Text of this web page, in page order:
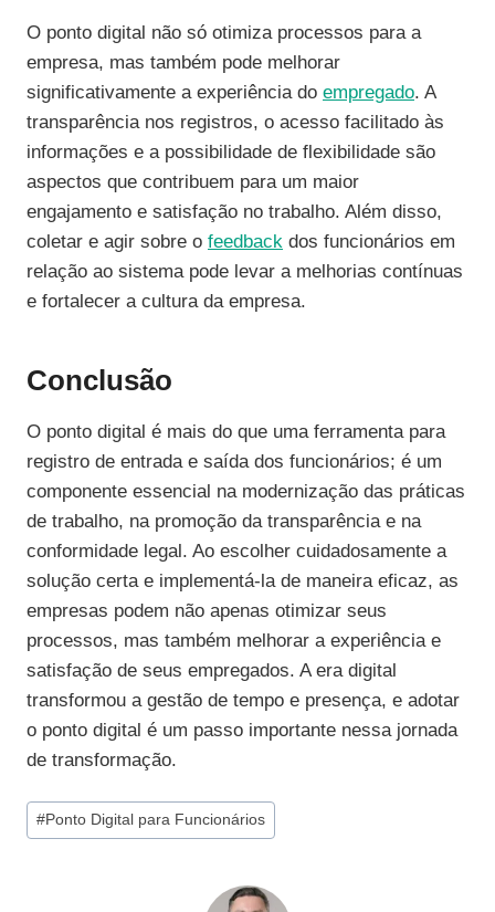
O ponto digital não só otimiza processos para a
empresa, mas também pode melhorar
significativamente a experiência do empregado. A
transparência nos registros, o acesso facilitado às
informações e a possibilidade de flexibilidade são
aspectos que contribuem para um maior
engajamento e satisfação no trabalho. Além disso,
coletar e agir sobre o feedback dos funcionários em
relação ao sistema pode levar a melhorias contínuas
e fortalecer a cultura da empresa.
Conclusão
O ponto digital é mais do que uma ferramenta para
registro de entrada e saída dos funcionários; é um
componente essencial na modernização das práticas
de trabalho, na promoção da transparência e na
conformidade legal. Ao escolher cuidadosamente a
solução certa e implementá-la de maneira eficaz, as
empresas podem não apenas otimizar seus
processos, mas também melhorar a experiência e
satisfação de seus empregados. A era digital
transformou a gestão de tempo e presença, e adotar
o ponto digital é um passo importante nessa jornada
de transformação.
Tags
do
#Ponto Digital para Funcionários